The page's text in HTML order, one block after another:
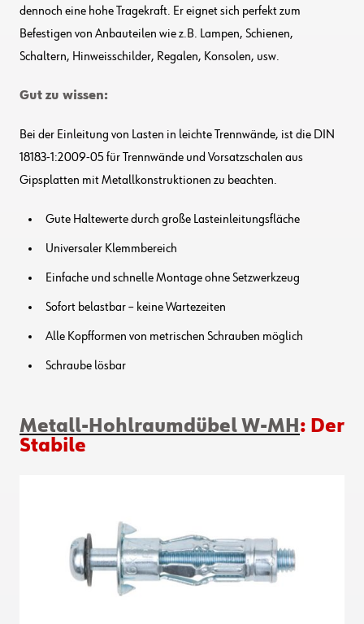
dennoch eine hohe Tragekraft. Er eignet sich perfekt zum
Befestigen von Anbauteilen wie z.B. Lampen, Schienen,
Schaltern, Hinweisschilder, Regalen, Konsolen, usw.
Gut zu wissen:
Bei der Einleitung von Lasten in leichte Trennwände, ist die DIN
18183-1:2009-05 für Trennwände und Vorsatzschalen aus
Gipsplatten mit Metallkonstruktionen zu beachten.
Gute Haltewerte durch große Lasteinleitungsfläche
Universaler Klemmbereich
Einfache und schnelle Montage ohne Setzwerkzeug
Sofort belastbar – keine Wartezeiten
Alle Kopfformen von metrischen Schrauben möglich
Schraube lösbar
Metall-Hohlraumdübel W-MH : Der
Stabile